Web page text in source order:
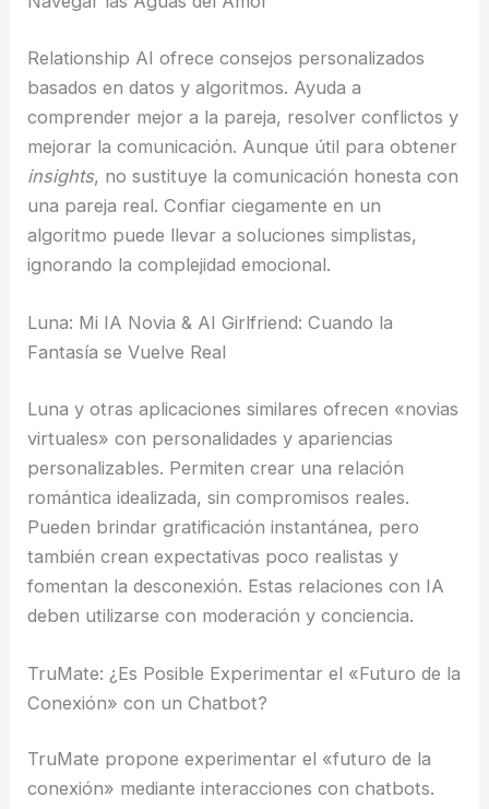
Relationship AI ofrece consejos personalizados
basados en datos y algoritmos. Ayuda a
comprender mejor a la pareja, resolver conflictos y
mejorar la comunicación. Aunque útil para obtener
insights, no sustituye la comunicación honesta con
una pareja real. Confiar ciegamente en un
algoritmo puede llevar a soluciones simplistas,
ignorando la complejidad emocional.
Luna: Mi IA Novia & AI Girlfriend: Cuando la
Fantasía se Vuelve Real
Luna y otras aplicaciones similares ofrecen «novias
virtuales» con personalidades y apariencias
personalizables. Permiten crear una relación
romántica idealizada, sin compromisos reales.
Pueden brindar gratificación instantánea, pero
también crean expectativas poco realistas y
fomentan la desconexión. Estas relaciones con IA
deben utilizarse con moderación y conciencia.
TruMate: ¿Es Posible Experimentar el «Futuro de la
Conexión» con un Chatbot?
TruMate propone experimentar el «futuro de la
conexión» mediante interacciones con chatbots.